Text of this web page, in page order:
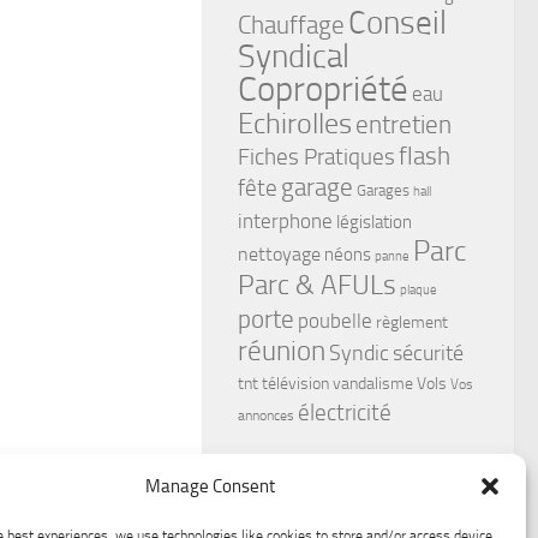
Manage Consent
Chauffage Conseil
Syndical
Copropriété eau
Echirolles entretien
Fiches Pratiquesflash
fête garage Garages hall
interphone législation
nettoyage néons panne Parc
Parc & AFULs plaque
porte poubelle règlement
réunion Syndic sécurité
tnttélévisionvandalismeVols Vos
annonces électricité